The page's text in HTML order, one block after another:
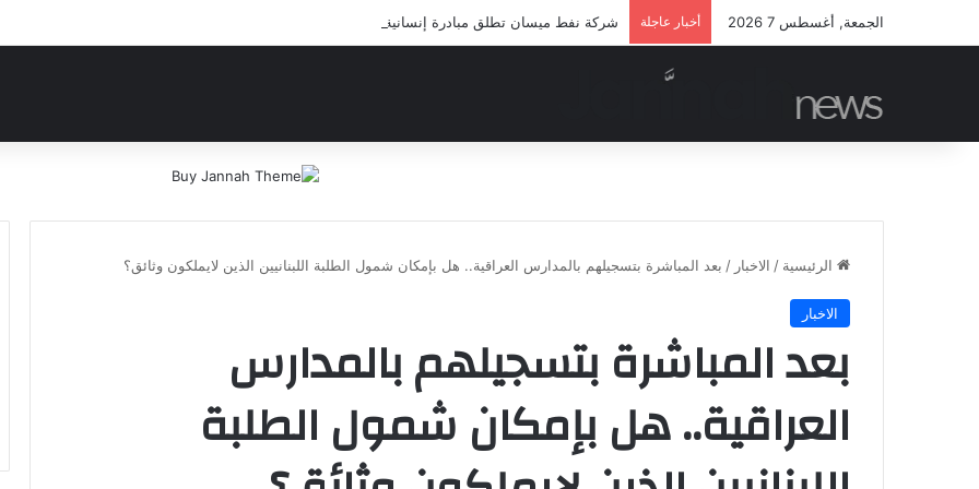
الجمعة, أغسطس 7 2026 أخبار عاجلة شركة نفط ميسان تطلق مبادرة إنسانية لعلاج أيتام مدرسة كافل اليتيم
الرئيسية / الاخبار / بعد المباشرة بتسجيلهم بالمدارس العراقية.. هل بإمكان شمول الطلبة اللبنانيين الذين لايملكون وثائق؟
الاخبار
بعد المباشرة بتسجيلهم بالمدارس
العراقية.. هل بإمكان شمول الطلبة